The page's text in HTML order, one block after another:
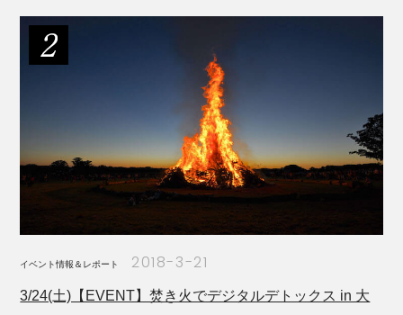
イベント情報＆レポート 2018-3-21
3/24(土)【EVENT】焚き火でデジタルデトックス in 大